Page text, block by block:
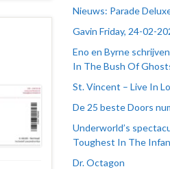
Nieuws: Parade
Gavin Friday, 24-02-
Eno en Byrne
In The Bush Of
St. Vincent – Live In
De 25 beste Doors
Underworld’s
Toughest In The
Dr. Octagon